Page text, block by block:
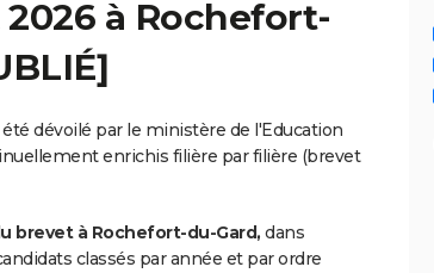
à Rochefort-
dévoilé par le ministère de l'Education
enrichis filière par filière (brevet
brevet à Rochefort-du-Gard, dans
classés par année et par ordre